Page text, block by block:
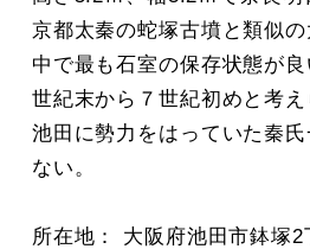
京都太秦の蛇塚古墳と類似
中で最も石室の保存状態が
世紀末から７世紀初めと考
池田に勢力をはっていた秦
ない。
所在地： 大阪府池田市鉢塚2